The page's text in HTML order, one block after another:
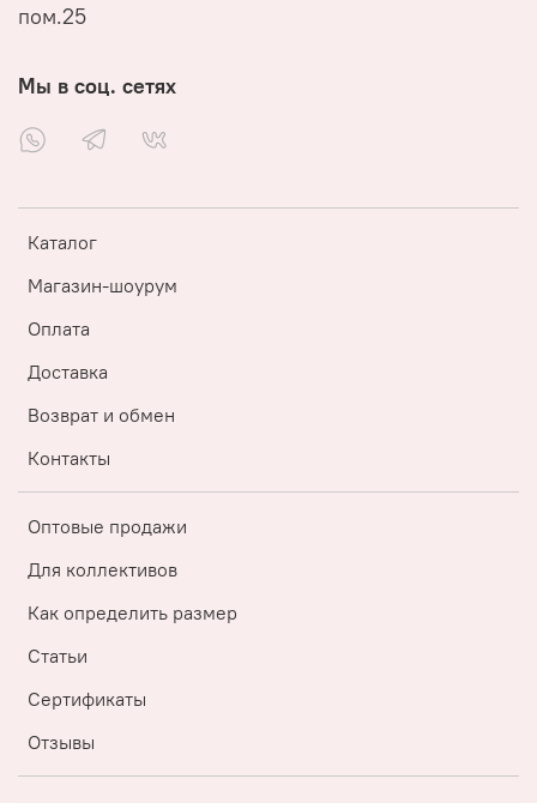
Каталог
Магазин-шоурум
Оплата
Доставка
Возврат и обмен
Контакты
Оптовые продажи
Для коллективов
Как определить размер
Статьи
Сертификаты
Отзывы
пом.25
Мы в соц. сетях